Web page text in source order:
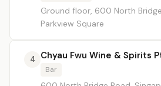
Ground floor, 600 North
Parkview Square
4 Chyau Fwu Wine & Spirits
Bar